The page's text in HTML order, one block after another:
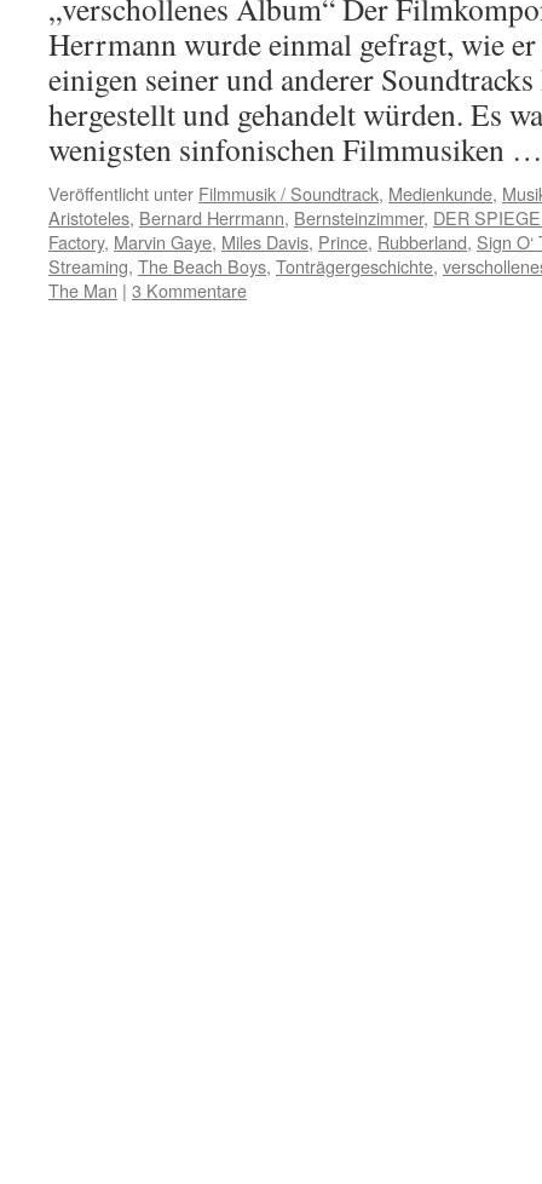
„verschollenes Album“ Der
Herrmann wurde einmal gefragt, wie er
einigen seiner und anderer
hergestellt und gehandelt würden. Es
wenigsten sinfonischen Filmmusiken
Veröffentlicht unter Filmmusik / Soundtrack, Medienkunde,
Aristoteles, Bernard Herrmann, Bernsteinzimmer, DER
Factory, Marvin Gaye, Miles Davis, Prince, Rubberland, Sign
Streaming, The Beach Boys, Tonträgergeschichte,
The Man | 3 Kommentare